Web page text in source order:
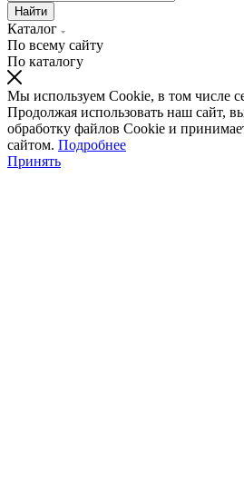
Найти
Каталог
По всему сайту
По каталогу
Мы используем Cookie, в том числе
Продолжая использовать наш сайт,
обработку файлов Cookie и
сайтом. Подробнее
Принять